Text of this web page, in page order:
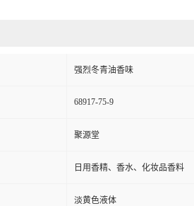
强烈冬青油香味
68917-75-9
聚源堂
日用香精、香水、化妆品香料
淡黄色液体